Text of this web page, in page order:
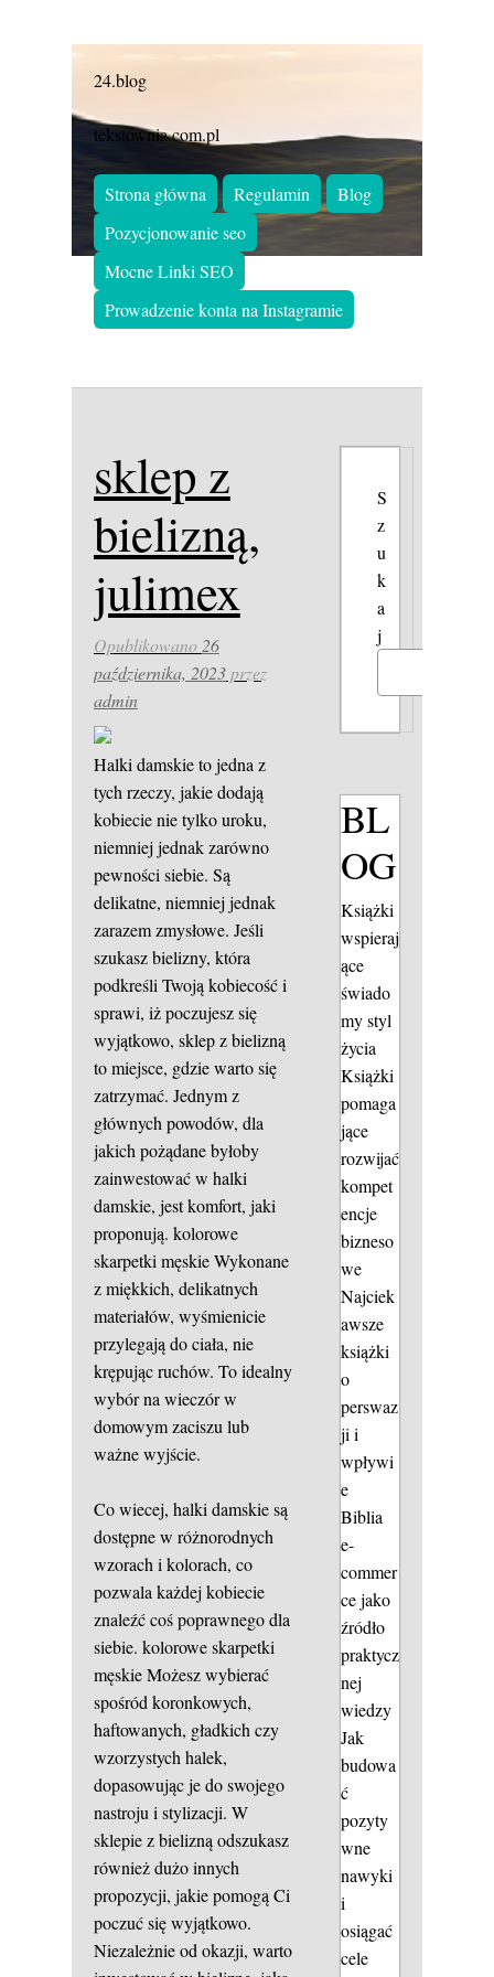
24.blog
tekstownia.com.pl
Strona główna Regulamin
Blog
Pozycjonowanie seo
Mocne Linki SEO
Prowadzenie konta na Instagramie
sklep z
bielizną,
julimex
Opublikowano 26
października, 2023przez
admin
Halki damskie to jedna z
tych rzeczy, jakie dodają
kobiecie nie tylko uroku,
niemniej jednak zarówno
pewności siebie. Są
delikatne, niemniej jednak
zarazem zmysłowe. Jeśli
szukasz bielizny, która
podkreśli Twoją kobiecość i
sprawi, iż poczujesz się
wyjątkowo, sklep z bielizną
to miejsce, gdzie warto się
zatrzymać. Jednym z
głównych powodów, dla
jakich pożądane byłoby
zainwestować w halki
damskie, jest komfort, jaki
proponują. kolorowe
skarpetki męskieWykonane
z miękkich, delikatnych
materiałów, wyśmienicie
przylegają do ciała, nie
krępując ruchów. To idealny
wybór na wieczór w
domowym zaciszu lub
ważne wyjście.
Co wiecej, halki damskie są
dostępne w różnorodnych
wzorach i kolorach, co
pozwala każdej kobiecie
znaleźć coś poprawnego dla
siebie. kolorowe skarpetki
męskieMożesz wybierać
spośród koronkowych,
haftowanych, gładkich czy
wzorzystych halek,
dopasowując je do swojego
nastroju i stylizacji. W
sklepie z bielizną odszukasz
również dużo innych
propozycji, jakie pomogą Ci
poczuć się wyjątkowo.
Niezależnie od okazji, warto
S
z
u
k
a
j
BL
OG
Książki
wspieraj
ące
świado
my styl
życia
Książki
pomaga
jące
rozwijać
kompet
encje
bizneso
we
Najciek
awsze
książki
o
perswaz
ji i
wpływi
e
Biblia
e-
commer
ce jako
źródło
praktycz
nej
wiedzy
Jak
budowa
ć
pozyty
wne
nawyki
i
osiągać
cele